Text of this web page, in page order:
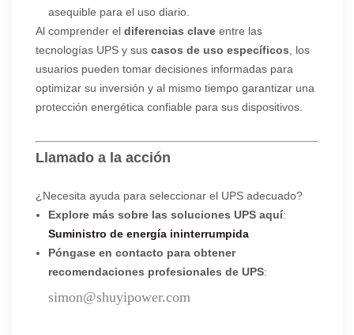
asequible para el uso diario.
Al comprender el diferencias clave entre las
tecnologías UPS y sus casos de uso específicos, los
usuarios pueden tomar decisiones informadas para
optimizar su inversión y al mismo tiempo garantizar una
protección energética confiable para sus dispositivos.
Llamado a la acción
¿Necesita ayuda para seleccionar el UPS adecuado?
Explore más sobre las soluciones UPS aquí:
Suministro de energía ininterrumpida
Póngase en contacto para obtener
recomendaciones profesionales de UPS:
simon@shuyipower.com